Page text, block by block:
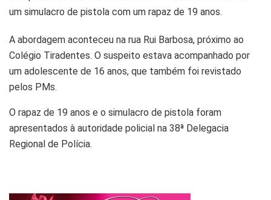
um simulacro de pistola com um rapaz de 19 anos.
A abordagem aconteceu na rua Rui Barbosa, próximo ao
Colégio Tiradentes. O suspeito estava acompanhado por
um adolescente de 16 anos, que também foi revistado
pelos PMs.
O rapaz de 19 anos e o simulacro de pistola foram
apresentados à autoridade policial na 38ª Delegacia
Regional de Polícia.